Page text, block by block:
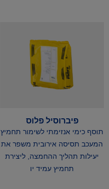
פיברוסיל פלוס
תוסף כימי אנזימתי לשימור תחמיץ
המעכב תסיסה אירובית משפר את
יעילות תהליך ההחמצה, ליצירת
תחמיץ עמיד יו